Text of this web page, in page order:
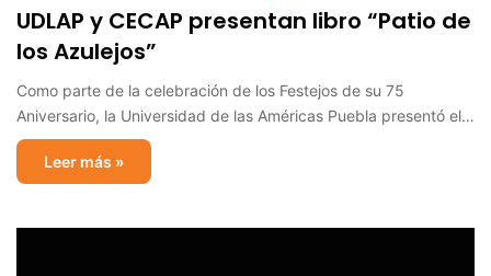
UDLAP y CECAP presentan libro “Patio de
los Azulejos”
Como parte de la celebración de los Festejos de su 75
Aniversario, la Universidad de las Américas Puebla presentó el…
Leer más »